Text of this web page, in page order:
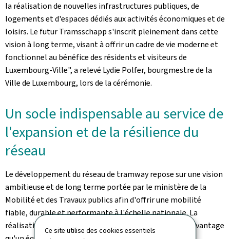
Ce site utilise des cookies essentiels
la réalisation de nouvelles infrastructures publiques, de
logements et d'espaces dédiés aux activités économiques et de
loisirs. Le futurTramsschapps'inscrit pleinement dans cette
vision à long terme, visant à offrir un cadre de vie moderne et
fonctionnel au bénéfice des résidents et visiteurs de
Luxembourg-Ville", a relevé Lydie Polfer, bourgmestre de la
Ville de Luxembourg, lors de la cérémonie.
Un socle indispensable au service de
l'expansion et de la résilience du
réseau
Le développement du réseau de tramway repose sur une vision
ambitieuse et de long terme portée par le ministère de la
Mobilité et des Travaux publics afin d'offrir une mobilité
fiable, durable et performante à l'échelle nationale. La
réalisation du nouveau
Tramsschapp
constitue bien davantage